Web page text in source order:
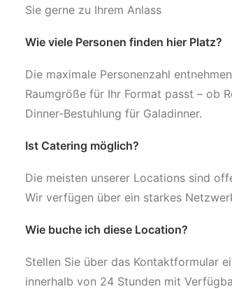
Sie gerne zu Ihrem Anlass
Wie viele Personen finden hier Platz?
Die maximale Personenzahl
Raumgröße für Ihr Format passt – ob
Dinner-Bestuhlung für Galadinner.
Ist Catering möglich?
Die meisten unserer Locations sind
Wir verfügen über ein starkes
Wie buche ich diese Location?
Stellen Sie über das Kontaktformular
innerhalb von 24 Stunden mit